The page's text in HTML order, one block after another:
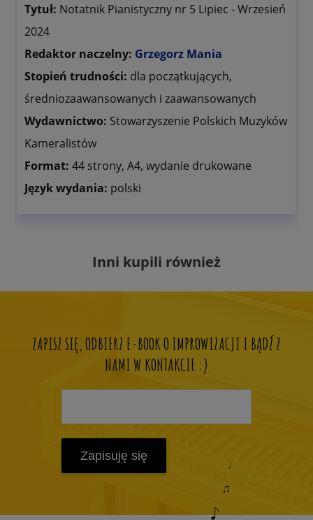
Tytuł: Notatnik Pianistyczny nr 5 Lipiec - Wrzesień
2024
Redaktor naczelny: Grzegorz Mania
Stopień trudności: dla początkujących,
średniozaawansowanych i zaawansowanych
Wydawnictwo: Stowarzyszenie Polskich Muzyków
Kameralistów
Format: 44 strony, A4, wydanie drukowane
Język wydania: polski
Inni kupili również
ZAPISZ SIĘ, ODBIERZ E-BOOK O IMPROWIZACJI I BĄDŹ Z
NAMI W KONTAKCIE :)
Zapisuję się